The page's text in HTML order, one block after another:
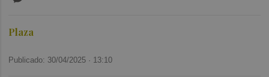
Plaza
Publicado: 30/04/2025 · 13:10